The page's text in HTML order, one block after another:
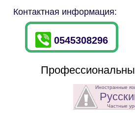
Контактная информация:
0545308296
Частные
Иностранные